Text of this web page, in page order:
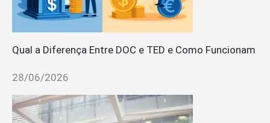
Qual a Diferença Entre DOC e TED e Como Funcionam
28/06/2026